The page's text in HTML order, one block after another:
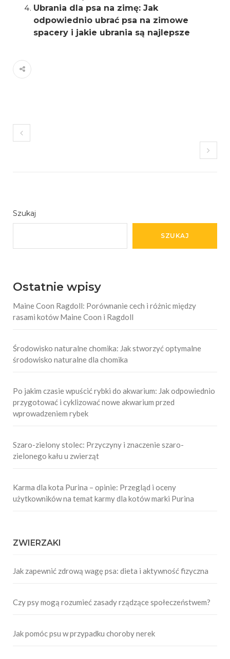
Ubrania dla psa na zimę: Jak
odpowiednio ubrać psa na zimowe
spacery i jakie ubrania są najlepsze
Szukaj
SZUKAJ
Ostatnie wpisy
Maine Coon Ragdoll: Porównanie cech i różnic między
rasami kotów Maine Coon i Ragdoll
Środowisko naturalne chomika: Jak stworzyć optymalne
środowisko naturalne dla chomika
Po jakim czasie wpuścić rybki do akwarium: Jak odpowiednio
przygotować i cyklizować nowe akwarium przed
wprowadzeniem rybek
Szaro-zielony stolec: Przyczyny i znaczenie szaro-
zielonego kału u zwierząt
Karma dla kota Purina – opinie: Przegląd i oceny
użytkowników na temat karmy dla kotów marki Purina
ZWIERZAKI
Jak zapewnić zdrową wagę psa: dieta i aktywność fizyczna
Czy psy mogą rozumieć zasady rządzące społeczeństwem?
Jak pomóc psu w przypadku choroby nerek